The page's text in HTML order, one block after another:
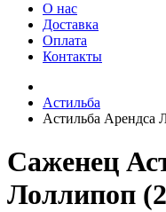
О нас
Доставка
Оплата
Контакты
Астильба
Астильба Арендса
Саженец
Лоллипоп